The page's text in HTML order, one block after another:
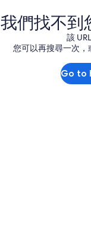
我們找不到
該
您可以再搜尋一次，
Go to